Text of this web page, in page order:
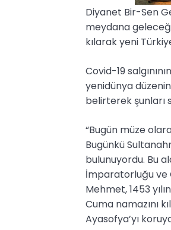
Diyanet Bir-Sen
meydana
kılarak yeni
Covid-19
yenidünya
belirterek şunları
“Bugün müze
Bugünkü
bulunuyordu. Bu
İmparatorluğu ve
Mehmet, 1453
Cuma namazını
Ayasofya’yı